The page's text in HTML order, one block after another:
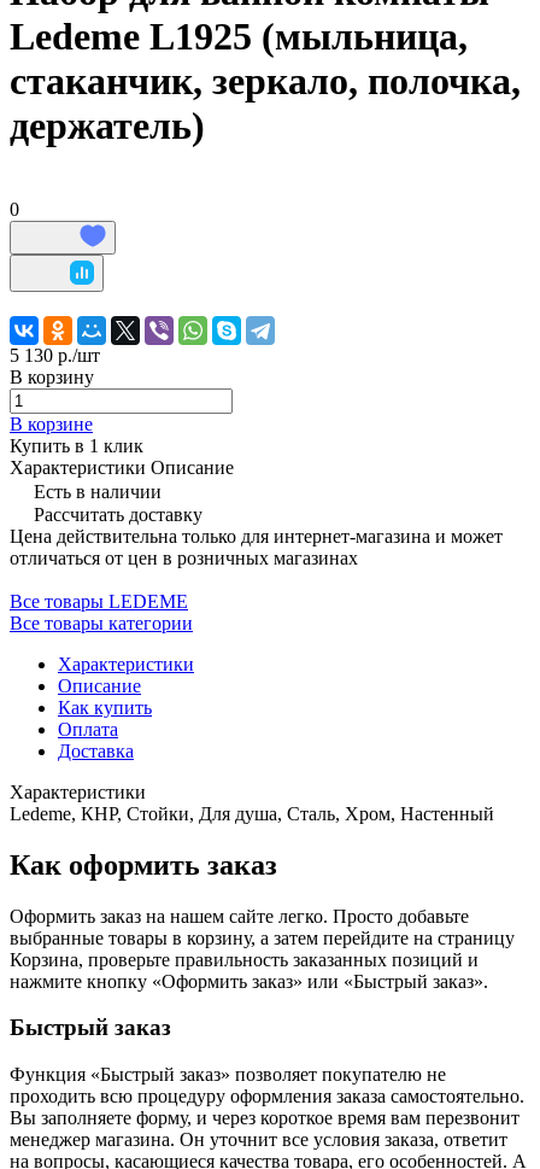
Ledeme L1925 (мыльница,
стаканчик, зеркало, полочка,
держатель)
0
5 130 р./шт
В корзину
В корзине
Купить в 1 клик
Характеристики Описание
Есть в наличии
Рассчитать доставку
Цена действительна только для интернет-магазина и может
отличаться от цен в розничных магазинах
Все товары LEDEME
Все товары категории
Характеристики
Описание
Как купить
Оплата
Доставка
Характеристики
Ledeme, КНР, Стойки, Для душа, Сталь, Хром, Настенный
Как оформить заказ
Оформить заказ на нашем сайте легко. Просто добавьте
выбранные товары в корзину, а затем перейдите на страницу
Корзина, проверьте правильность заказанных позиций и
нажмите кнопку «Оформить заказ» или «Быстрый заказ».
Быстрый заказ
Функция «Быстрый заказ» позволяет покупателю не
проходить всю процедуру оформления заказа самостоятельно.
Вы заполняете форму, и через короткое время вам перезвонит
менеджер магазина. Он уточнит все условия заказа, ответит
на вопросы, касающиеся качества товара, его особенностей. А